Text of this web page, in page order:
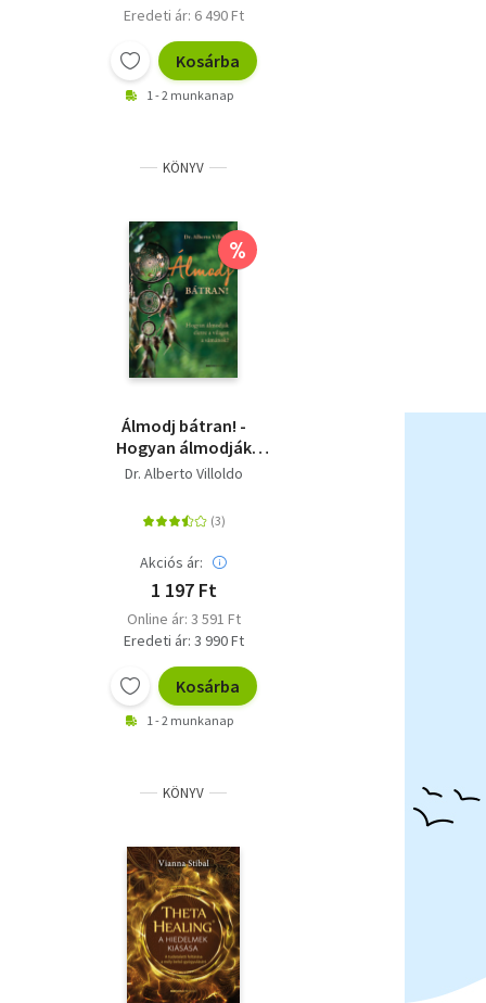
Eredeti ár: 6 490 Ft
Kosárba
1 - 2 munkanap
KÖNYV
%
Álmodj bátran! -
Hogyan álmodják
életre a világot a
Dr. Alberto Villoldo
Akciós ár:
1 197 Ft
Online ár: 3 591 Ft
Eredeti ár: 3 990 Ft
Kosárba
1 - 2 munkanap
KÖNYV